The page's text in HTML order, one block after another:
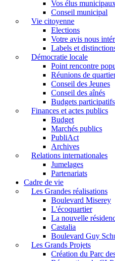
Vos élus
Conseil municipal
Vie citoyenne
Elections
Votre avis nous
Labels et
Démocratie locale
Point rencontre
Réunions de
Conseil des Jeunes
Conseil des aînés
Budgets participatifs
Finances et actes publics
Budget
Marchés publics
PubliAct
Archives
Relations internationales
Jumelages
Partenariats
Cadre de vie
Les Grandes réalisations
Boulevard Miserey
L'écoquartier
La nouvelle
Castalia
Boulevard Guy
Les Grands Projets
Création du Parc